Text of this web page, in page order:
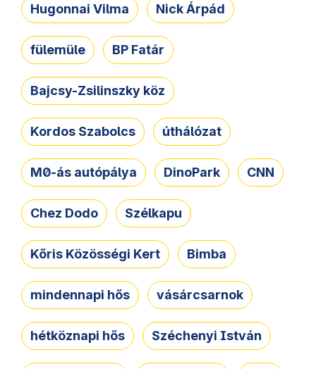
Hugonnai Vilma Nick Árpád
fülemüle BP Fatár
Bajcsy-Zsilinszky köz
Kordos Szabolcs úthálózat
M0-ás autópálya DinoPark CNN
Chez Dodo Szélkapu
Kőris Közösségi Kert Bimba
mindennapi hős vásárcsarnok
hétköznapi hős Széchenyi István